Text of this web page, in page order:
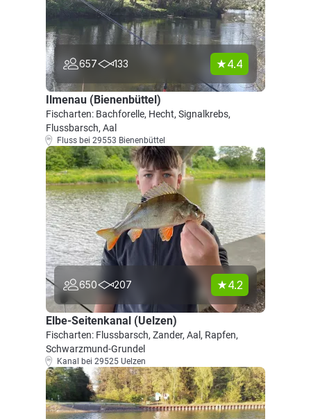
657 133 4.4
Ilmenau (Bienenbüttel)
Fischarten: Bachforelle, Hecht, Signalkrebs,
Flussbarsch, Aal
Fluss bei 29553 Bienenbüttel
650 207 4.2
Elbe-Seitenkanal (Uelzen)
Fischarten: Flussbarsch, Zander, Aal, Rapfen,
Schwarzmund-Grundel
Kanal bei 29525 Uelzen